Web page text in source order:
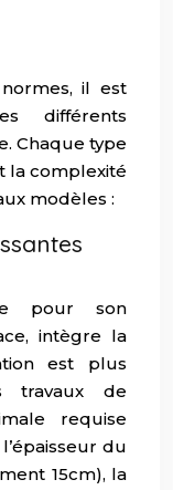
il est
différents
Chaque type
la complexité
modèles :
pour son
intègre la
est plus
travaux de
requise
du
15cm), la